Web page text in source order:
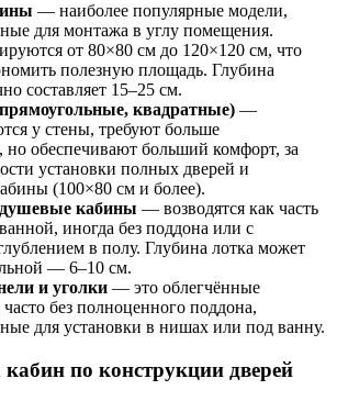
— наиболее популярные модели,
для монтажа в углу помещения.
от 80×80 см до 120×120 см, что
полезную площадь. Глубина
составляет 15–25 см.
квадратные) —
у стены, требуют больше
но обеспечивают больший комфорт, за
установки полных дверей и
(100×80 см и более).
кабины — возводятся как часть
иногда без поддона или с
в полу. Глубина лотка может
— 6–10 см.
и уголки — это облегчённые
без полноценного поддона,
для установки в нишах или под ванну.
по конструкции дверей